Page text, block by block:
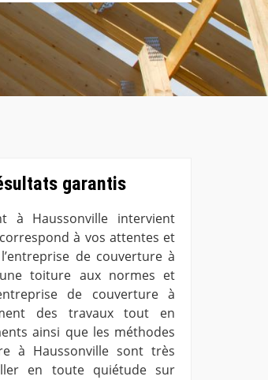
garantis
à Haussonville intervient
à vos attentes et
de couverture à
toiture aux normes et
de couverture à
des travaux tout en
ainsi que les méthodes
à Haussonville sont très
en toute quiétude sur